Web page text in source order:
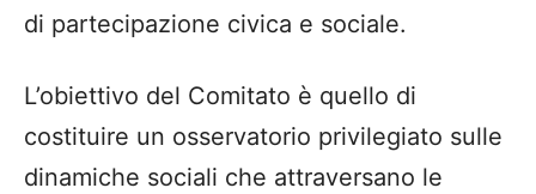
di partecipazione civica e sociale.
L’obiettivo del Comitato è quello di
costituire un osservatorio privilegiato sulle
dinamiche sociali che attraversano le